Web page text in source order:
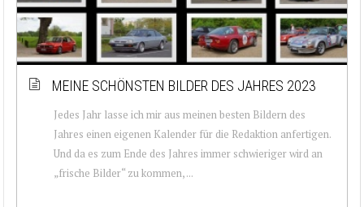
MEINE SCHÖNSTEN BILDER DES JAHRES 2023
Jedes Jahr lasse ich mir aus meinen besten Bildern des
Jahres einen eigenen Kalender für die Redaktion anfertigen.
Und da es zum Ende des Jahres immer schwieriger wird an
„frische Bilder“ zu kommen, ...